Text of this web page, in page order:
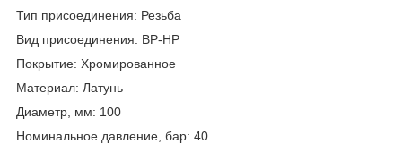
Тип присоединения: Резьба
Вид присоединения: ВР-НР
Покрытие: Хромированное
Материал: Латунь
Диаметр, мм: 100
Номинальное давление, бар: 40